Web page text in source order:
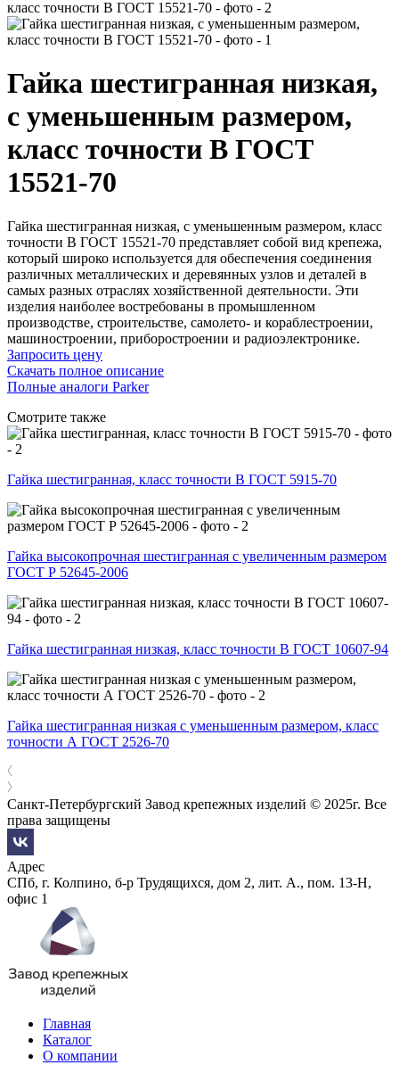
Гайка шестигранная низкая,
с уменьшенным размером,
класс точности В ГОСТ
15521-70
Гайка шестигранная низкая, с уменьшенным размером, класс
точности В ГОСТ 15521-70 представляет собой вид крепежа,
который широко используется для обеспечения соединения
различных металлических и деревянных узлов и деталей в
самых разных отраслях хозяйственной деятельности. Эти
изделия наиболее востребованы в промышленном
производстве, строительстве, самолето- и кораблестроении,
машиностроении, приборостроении и радиоэлектронике.
Запросить цену
Скачать полное описание
Полные аналоги Parker
Смотрите также
Гайка шестигранная, класс точности B ГОСТ 5915-70
Гайка высокопрочная шестигранная с увеличенным размером
ГОСТ Р 52645-2006
Гайка шестигранная низкая, класс точности В ГОСТ 10607-94
Гайка шестигранная низкая с уменьшенным размером, класс
точности А ГОСТ 2526-70
Санкт-Петербургский Завод крепежных изделий © 2025г. Все
права защищены
Адрес
СПб, г. Колпино, б-р Трудящихся, дом 2, лит. А., пом. 13-Н,
офис 1
Главная
Каталог
О компании